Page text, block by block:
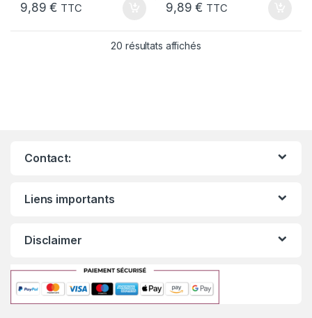
9,89€ TTC 9,89€ TTC
20 résultats affichés
Contact:
Liens importants
Disclaimer